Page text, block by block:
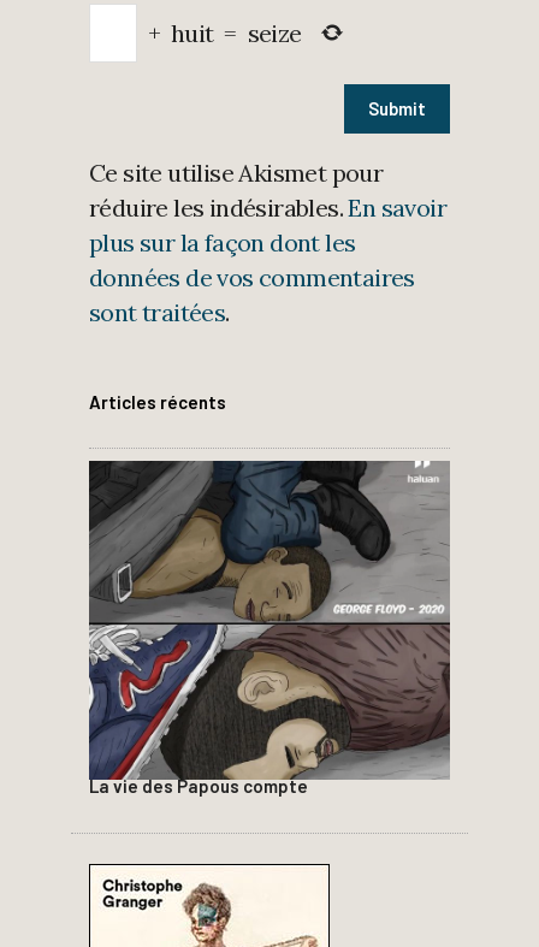
+ huit = seize
Ce site utilise Akismet pour
réduire les indésirables.En savoir
plus sur la façon dont les
données de vos commentaires
sont traitées.
Articles récents
La vie des Papous compte